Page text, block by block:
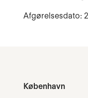
Afgørelsesdato:
København